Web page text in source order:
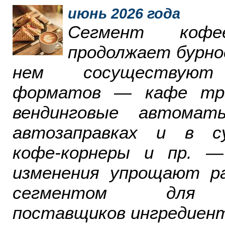
июнь 2026 года
Сегмент
продолжает
нем
форматов — кафе
вендинговые
автозаправках и в
кофе-корнеры и пр.
изменения упрощают
сегментом для
поставщиков